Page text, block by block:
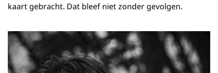
kaart gebracht. Dat bleef niet zonder gevolgen.